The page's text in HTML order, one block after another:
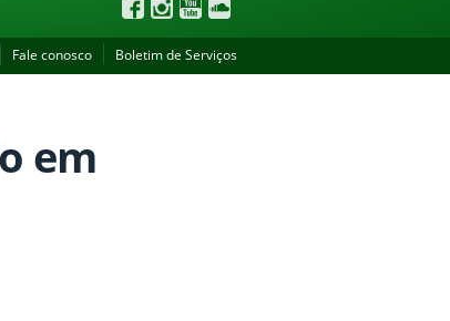
Fale conosco Boletim de Serviços
em